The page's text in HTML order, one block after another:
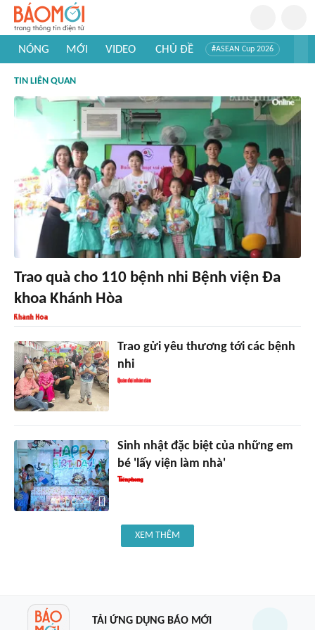
NÓNG MỚI VIDEO CHỦ ĐỀ #ASEAN Cup 2026
#Khám phá thế giới
TIN LIÊN QUAN
Trao quà cho 110 bệnh nhi Bệnh viện Đa
khoa Khánh Hòa
Trao gửi yêu thương tới các bệnh
nhi
Sinh nhật đặc biệt của những em
bé 'lấy viện làm nhà'
XEM THÊM
TẢI ỨNG DỤNG BÁO MỚI